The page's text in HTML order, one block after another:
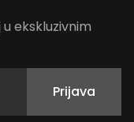
ekskluzivnim
Prijava